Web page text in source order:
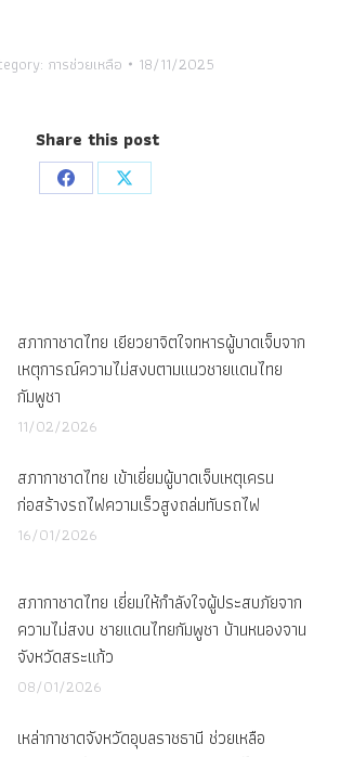
การช่วยเหลือ 18/11/2025
Share this post
Share
Share
สภากาชาดไทย เยียวยาจิตใจทหารผู้บาดเจ็บจาก
เหตุการณ์ความไม่สงบตามแนวชายแดนไทย
กัมพูชา
11/02/2026
สภากาชาดไทย เข้าเยี่ยมผู้บาดเจ็บเหตุเครน
ก่อสร้างรถไฟความเร็วสูงถล่มทับรถไฟ
16/01/2026
สภากาชาดไทย เยี่ยมให้กำลังใจผู้ประสบภัยจาก
ความไม่สงบ ชายแดนไทยกัมพูชา บ้านหนองจาน
จังหวัดสระแก้ว
08/01/2026
เหล่ากาชาดจังหวัดอุบลราชธานี ช่วยเหลือ